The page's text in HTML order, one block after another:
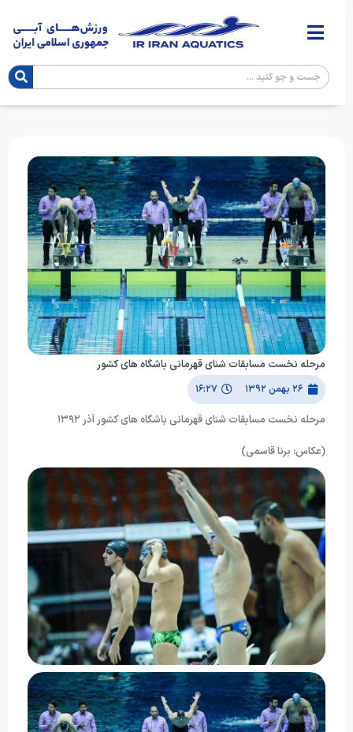
مرحله نخست مسابقات شنای قهرمانی باشگاه های کشور
۲۶ بهمن ۱۳۹۲ ۱۶:۲۷
مرحله نخست مسابقات شنای قهرمانی باشگاه های کشور آذر ۱۳۹۲
(عکاس: برنا قاسمی)